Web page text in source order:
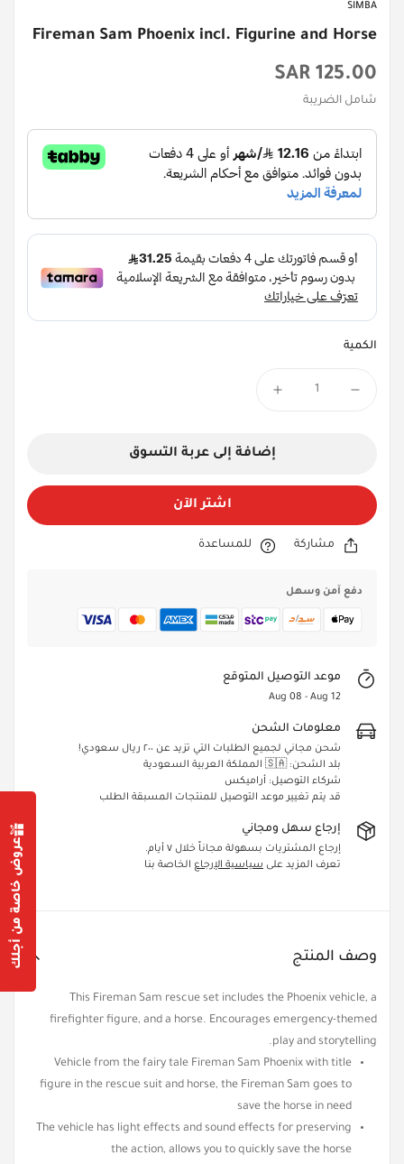
SIMBA
Fireman Sam Phoenix incl. Figurine and Horse
السعر
الأصلي
125.00 SAR
شامل الضريبة
الكمية
إضافة إلى عربة التسوق
اشتر الآن
مشاركة للمساعدة
دفع آمن وسهل
موعد التوصيل المتوقع
Aug 08 - Aug 12
معلومات الشحن
شحن مجاني لجميع الطلبات التي تزيد عن ٢٠٠ ريال سعودي!
بلد الشحن: 🇸🇦 المملكة العربية السعودية
شركاء التوصيل: أراميكس
قد يتم تغيير موعد التوصيل للمنتجات المسبقة الطلب
إرجاع سهل ومجاني
إرجاع المشتريات بسهولة مجاناً خلال ٧ أيام.
تعرف المزيد على سياسية الإرجاع الخاصة بنا
وصف المنتج
This Fireman Sam rescue set includes the Phoenix vehicle, a
firefighter figure, and a horse. Encourages emergency-themed
play and storytelling.
Vehicle from the fairy tale Fireman Sam Phoenix with title
figure in the rescue suit and horse, the Fireman Sam goes to
save the horse in need
The vehicle has light effects and sound effects for preserving
the action, allows you to quickly save the horse
عروض خاصة من أجلك